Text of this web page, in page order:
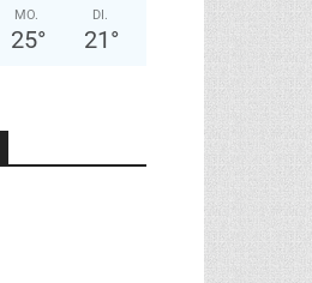
MO.
25°
DI.
21 °